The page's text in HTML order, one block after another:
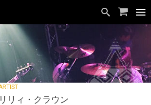
リリィ・クラウン